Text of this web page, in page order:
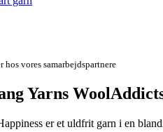
vores samarbejdspartnere
Yarns
er et uldfrit garn i en